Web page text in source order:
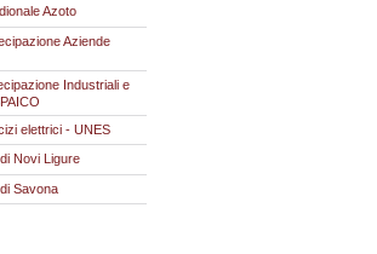
Azoto
Aziende
Industriali e
elettrici - UNES
Novi Ligure
Savona